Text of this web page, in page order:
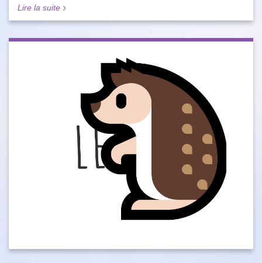
Lire la suite